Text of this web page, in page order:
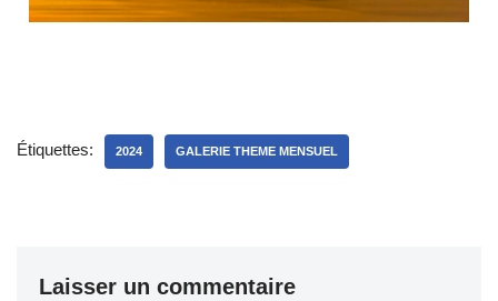
Étiquettes: 2024 GALERIE THEME MENSUEL
Laisser un commentaire